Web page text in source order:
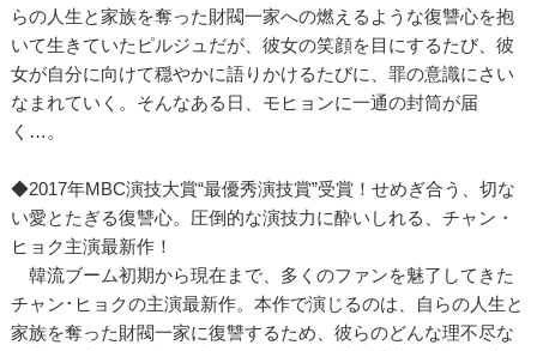
らの人生と家族を奪った財閥一家への燃えるような復讐心を抱
いて生きていたピルジュだが、彼女の笑顔を目にするたび、彼
女が自分に向けて穏やかに語りかけるたびに、罪の意識にさい
なまれていく。そんなある日、モヒョンに一通の封筒が届
く…。
◆2017年MBC演技大賞“最優秀演技賞”受賞！せめぎ合う、切な
い愛とたぎる復讐心。圧倒的な演技力に酔いしれる、チャン・
ヒョク主演最新作！
韓流ブーム初期から現在まで、多くのファンを魅了してきた
チャン･ヒョクの主演最新作。本作で演じるのは、自らの人生と
家族を奪った財閥一家に復讐するため、彼らのどんな理不尽な